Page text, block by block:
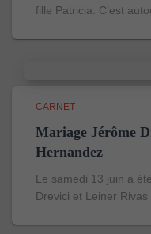
fille Patricia. C’est
CARNET
Mariage Jérôme
Hernandez
Le samedi 13 juin a
Drevici et Leiner Rivas